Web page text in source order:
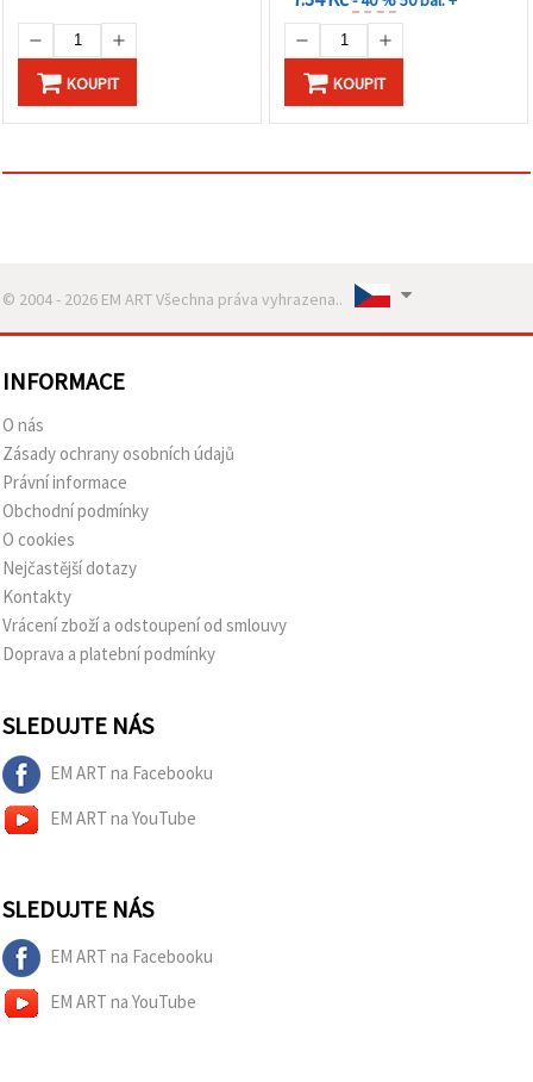
KOUPIT KOUPIT
© 2004 - 2026 EM ART Všechna práva vyhrazena..
INFORMACE
O nás
Zásady ochrany osobních údajů
Právní informace
Obchodní podmínky
O cookies
Nejčastější dotazy
Kontakty
Vrácení zboží a odstoupení od smlouvy
Doprava a platební podmínky
SLEDUJTE NÁS
EM ART na Facebooku
EM ART na YouTube
SLEDUJTE NÁS
EM ART na Facebooku
EM ART na YouTube